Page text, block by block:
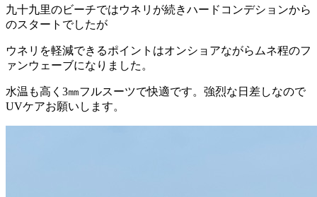
九十九里のビーチではウネリが続きハードコンデションから
のスタートでしたが
ウネリを軽減できるポイントはオンショアながらムネ程のフ
ァンウェーブになりました。
水温も高く3㎜フルスーツで快適です。強烈な日差しなので
UVケアお願いします。